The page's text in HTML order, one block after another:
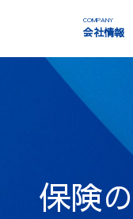
COMPANY
会社情報
保険